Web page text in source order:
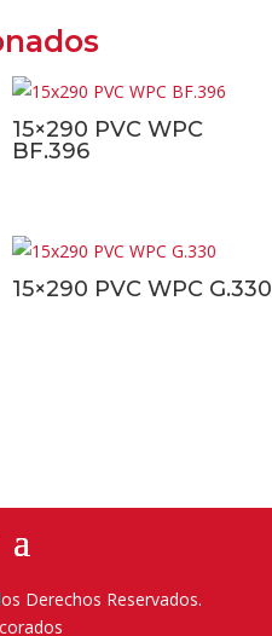
15×290 PVC WPC
BF.396
15×290 PVC WPC G.330
Derechos Reservados.